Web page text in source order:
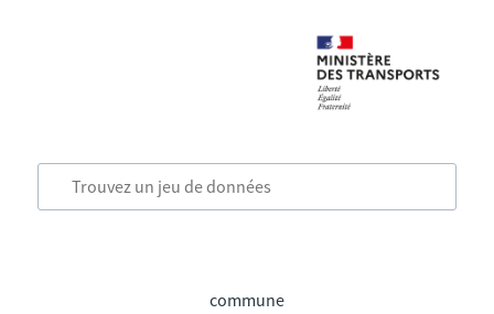
commune